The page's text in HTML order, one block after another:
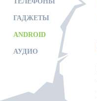
ГАДЖЕТЫ
ANDROID
АУДИО